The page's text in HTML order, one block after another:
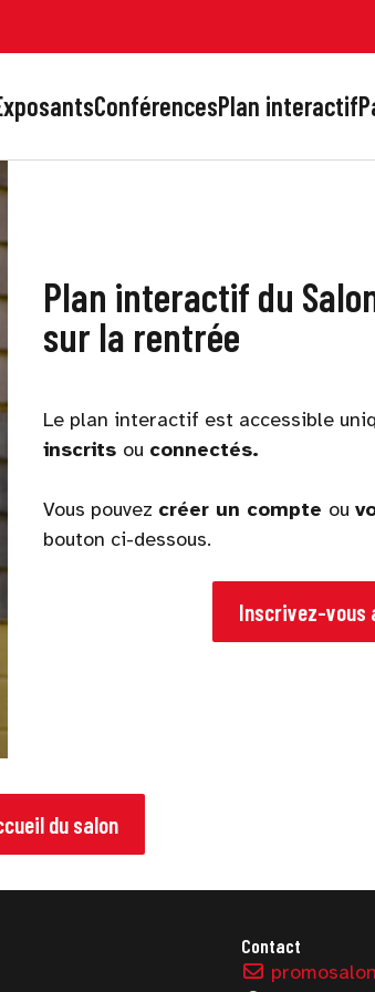
ConférencesPlan interactif
Plan interactif du
sur la rentrée
Le plan interactif est accessible
inscrits ou connectés.
Vous pouvez créer un compte ou
bouton ci-dessous.
Inscrivez-vous
du salon
Contact